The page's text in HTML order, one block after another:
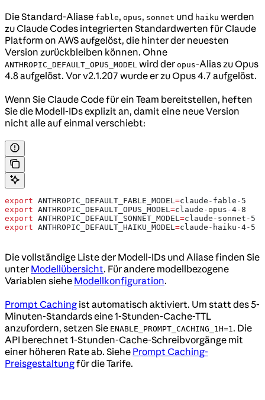
Die Standard-Aliase fable, opus, sonnet und haiku werden
zu Claude Codes integrierten Standardwerten für Claude
Platform on AWS aufgelöst, die hinter der neuesten
Version zurückbleiben können. Ohne
ANTHROPIC_DEFAULT_OPUS_MODEL wird der opus-Alias zu Opus
4.8 aufgelöst. Vor v2.1.207 wurde er zu Opus 4.7 aufgelöst.
Wenn Sie Claude Code für ein Team bereitstellen, heften
Sie die Modell-IDs explizit an, damit eine neue Version
nicht alle auf einmal verschiebt:
export ANTHROPIC_DEFAULT_FABLE_MODEL=claude-fable-5
export ANTHROPIC_DEFAULT_OPUS_MODEL=claude-opus-4-8
export ANTHROPIC_DEFAULT_SONNET_MODEL=claude-sonnet-5
export ANTHROPIC_DEFAULT_HAIKU_MODEL=claude-haiku-4-5
Die vollständige Liste der Modell-IDs und Aliase finden Sie
unter Modellübersicht. Für andere modellbezogene
Variablen siehe Modellkonfiguration.
Prompt Caching ist automatisch aktiviert. Um statt des 5-
Minuten-Standards eine 1-Stunden-Cache-TTL
anzufordern, setzen Sie ENABLE_PROMPT_CACHING_1H=1. Die
API berechnet 1-Stunden-Cache-Schreibvorgänge mit
einer höheren Rate ab. Siehe Prompt Caching-
Preisgestaltungfür die Tarife.